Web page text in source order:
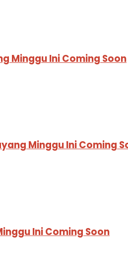
Minggu Ini Coming Soon
Minggu Ini Coming
Ini Coming Soon